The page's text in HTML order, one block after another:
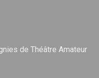
de Théâtre Amateur